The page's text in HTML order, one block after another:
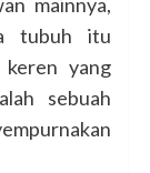
tubuh itu
keren yang
sebuah